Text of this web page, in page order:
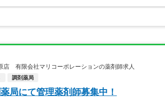
店 有限会社マリコーポレーションの薬剤師求人
調剤薬局
局にて管理薬剤師募集中！